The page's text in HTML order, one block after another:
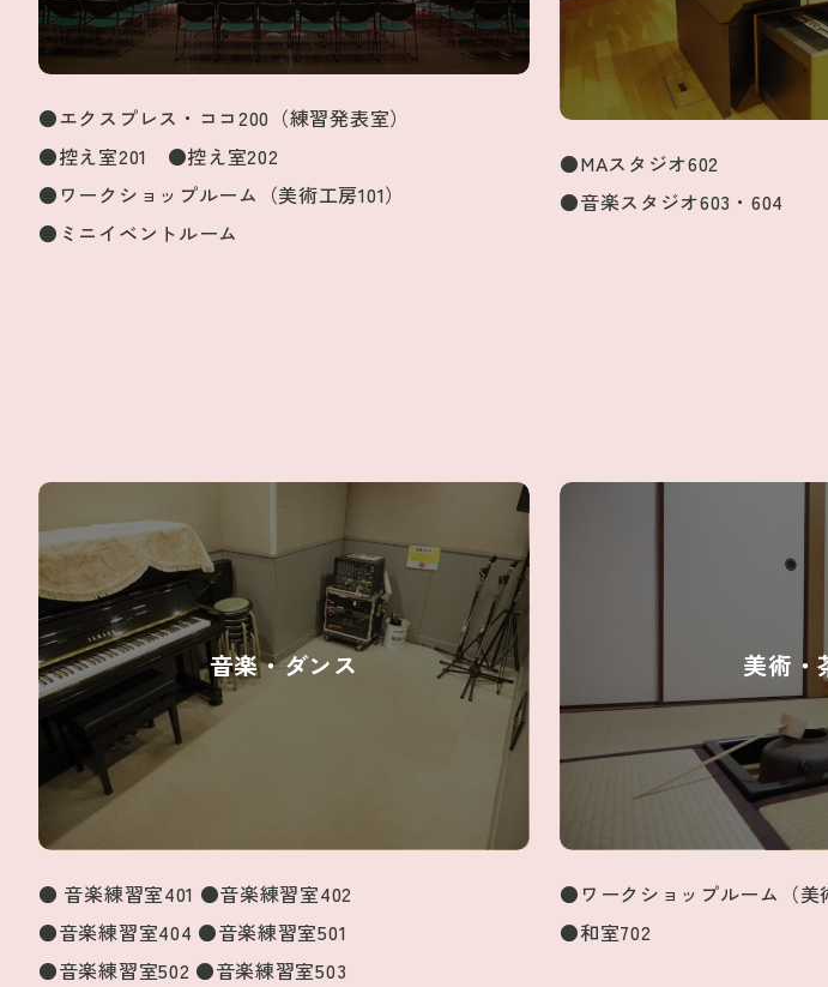
●エクスプレス・ココ200（練習発表室）
●控え室201 ●控え室202
●ワークショップルーム（美術工房101）
●ミニイベントルーム
●MAスタジオ602
●音楽スタジオ603・604
音楽・ダンス
● 音楽練習室401 ●音楽練習室402
●音楽練習室404 ●音楽練習室501
●音楽練習室502 ●音楽練習室503
美術・
●ワークショップルーム（美
●和室702